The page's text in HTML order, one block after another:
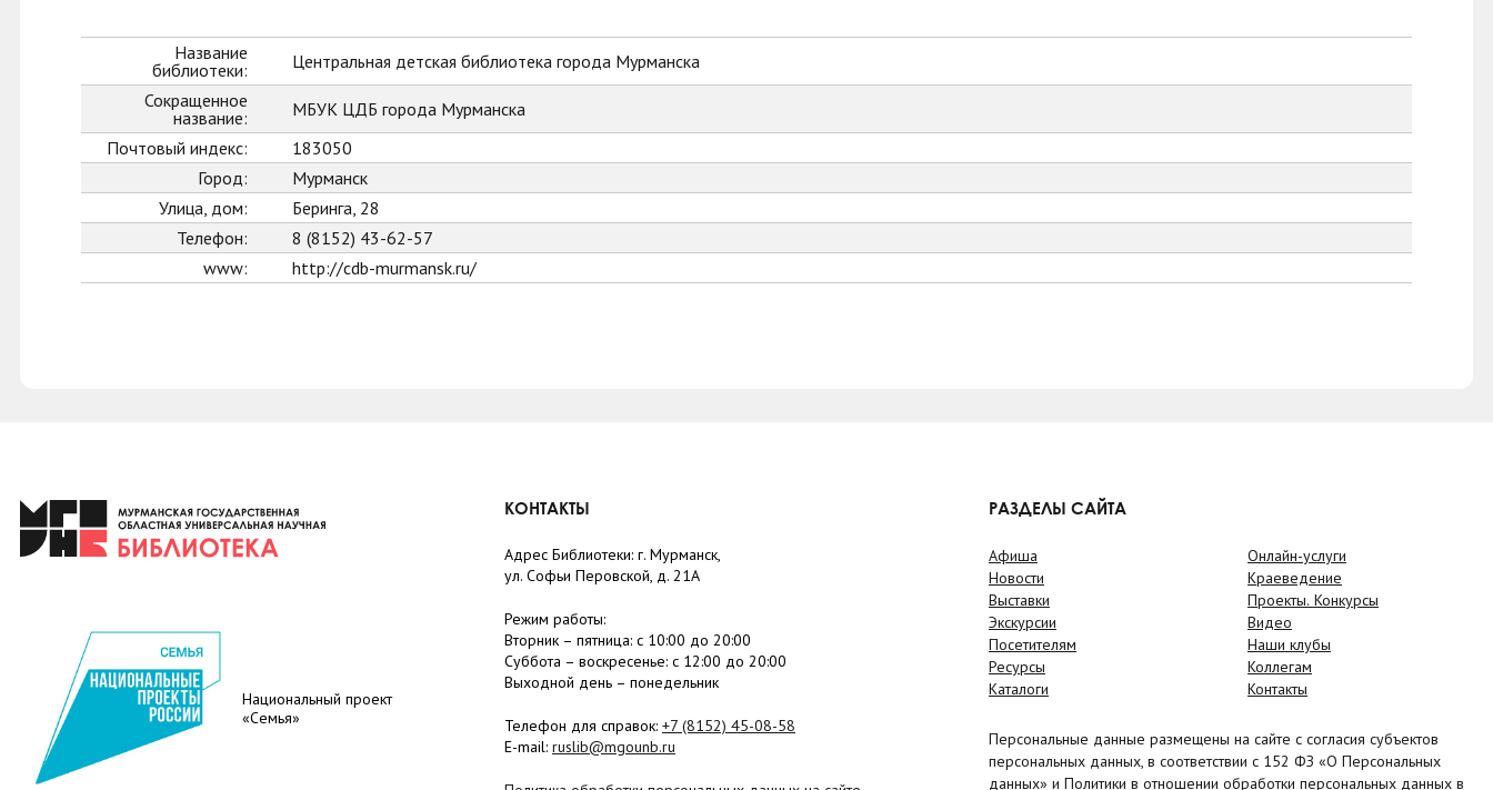
Название
библиотеки:
Центральная детская библиотека города Мурманска
Сокращенное
название:
МБУК ЦДБ города Мурманска
Почтовый индекс:
183050
Город:
Мурманск
Улица, дом:
Беринга, 28
Телефон:
8 (8152) 43-62-57
www:
http://cdb-murmansk.ru/
Национальный проект
«Семья»
КОНТАКТЫ
Адрес Библиотеки: г. Мурманск,
ул. Софьи Перовской, д. 21А
Режим работы:
Вторник – пятница: с 10:00 до 20:00
Суббота – воскресенье: c 12:00 до 20:00
Выходной день – понедельник
Телефон для справок: +7 (8152) 45-08-58
E-mail: ruslib@mgounb.ru
РАЗДЕЛЫ САЙТА
Афиша
Новости
Выставки
Экскурсии
Посетителям
Ресурсы
Каталоги
Онлайн-услуги
Краеведение
Проекты. Конкурсы
Видео
Наши клубы
Коллегам
Контакты
Персональные данные размещены на сайте с согласия субъектов
персональных данных, в соответствии с 152 ФЗ «О Персональных
данных» и Политики в отношении обработки персональных данных в